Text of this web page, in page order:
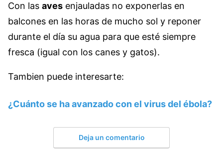
Con las aves enjauladas no exponerlas en
balcones en las horas de mucho sol y reponer
durante el día su agua para que esté siempre
fresca (igual con los canes y gatos).
Tambien puede interesarte:
¿Cuánto se ha avanzado con el virus del ébola?
Deja un comentario